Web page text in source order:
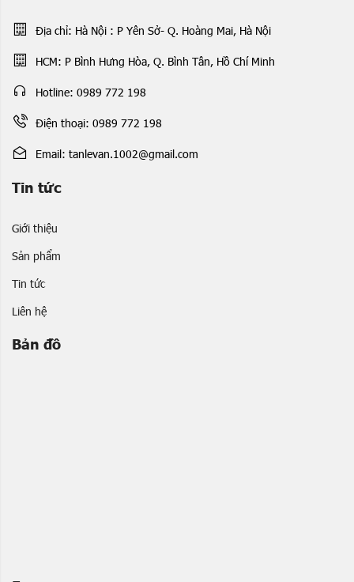
Địa chỉ: Hà Nội : P Yên Sở- Q. Hoàng Mai, Hà Nội
HCM: P Bình Hưng Hòa, Q. Bình Tân, Hồ Chí Minh
Hotline: 0989 772 198
Điện thoại: 0989 772 198
Email: tanlevan.1002@gmail.com
Tin tức
Giới thiệu
Sản phẩm
Tin tức
Liên hệ
Bản đồ